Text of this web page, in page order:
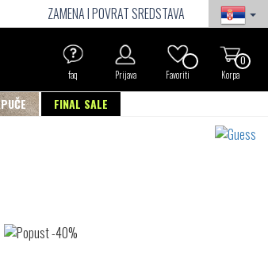
ZAMENA I POVRAT SREDSTAVA
0
Korpa
Favoriti
Prijava
faq
FINAL SALE